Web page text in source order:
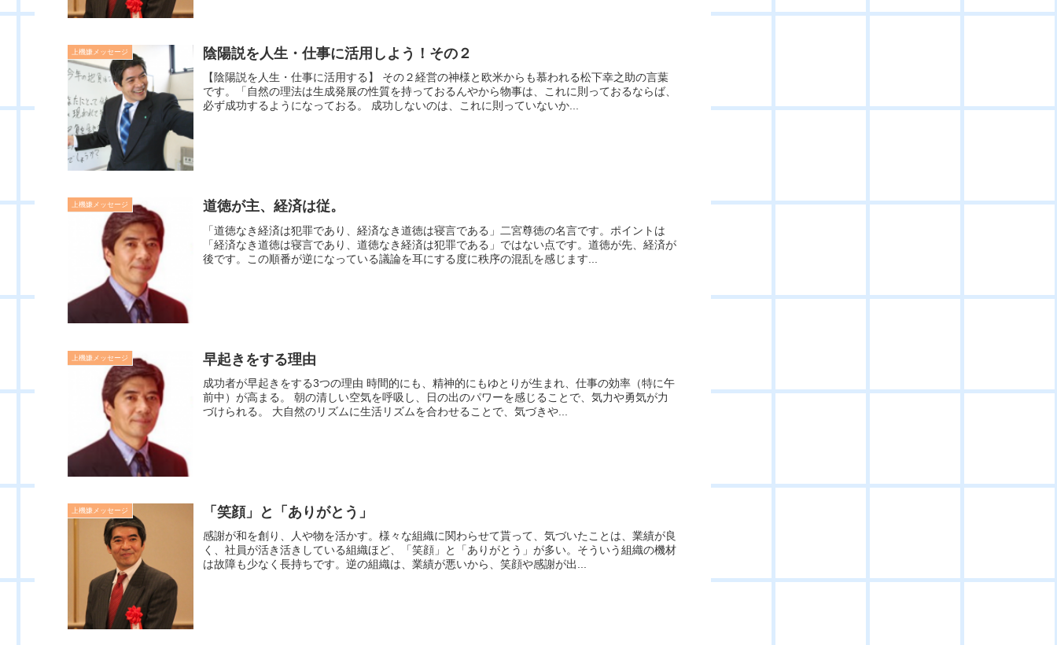
上機嫌メッセージ 陰陽説を人生・仕事に活用しよう！その２
【陰陽説を人生・仕事に活用する】 その２経営の神様と欧米からも慕われる松下幸之助の言葉
です。「自然の理法は生成発展の性質を持っておるんやから物事は、これに則っておるならば、
必ず成功するようになっておる。 成功しないのは、これに則っていないか...
上機嫌メッセージ 道徳が主、経済は従。
「道徳なき経済は犯罪であり、経済なき道徳は寝言である」二宮尊徳の名言です。ポイントは
「経済なき道徳は寝言であり、道徳なき経済は犯罪である」ではない点です。道徳が先、経済が
後です。この順番が逆になっている議論を耳にする度に秩序の混乱を感じます...
上機嫌メッセージ 早起きをする理由
成功者が早起きをする3つの理由 時間的にも、精神的にもゆとりが生まれ、仕事の効率（特に午
前中）が高まる。 朝の清しい空気を呼吸し、日の出のパワーを感じることで、気力や勇気が力
づけられる。 大自然のリズムに生活リズムを合わせることで、気づきや...
上機嫌メッセージ 「笑顔」と「ありがとう」
感謝が和を創り、人や物を活かす。様々な組織に関わらせて貰って、気づいたことは、業績が良
く、社員が活き活きしている組織ほど、「笑顔」と「ありがとう」が多い。そういう組織の機材
は故障も少なく長持ちです。逆の組織は、業績が悪いから、笑顔や感謝が出...